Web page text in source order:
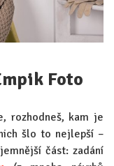
Foto
rozhodneš, kam je
šlo to nejlepší –
část: zadání